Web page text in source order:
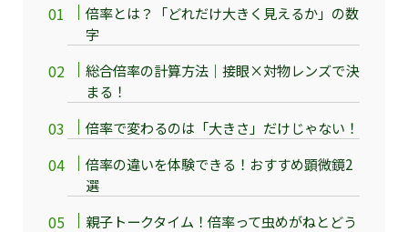
倍率とは？「どれだけ大きく見えるか」の数
字
総合倍率の計算方法｜接眼×対物レンズで決
まる！
倍率で変わるのは「大きさ」だけじゃない！
倍率の違いを体験できる！おすすめ顕微鏡2
選
親子トークタイム！倍率って虫めがねとどう